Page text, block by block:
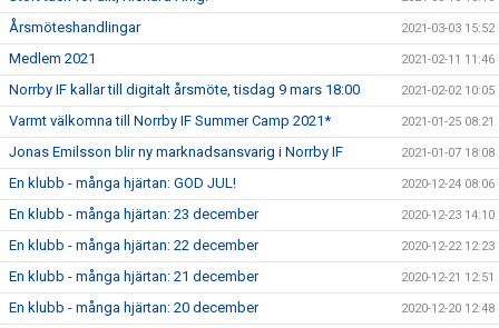
Årsmöteshandlingar 2021-03-03 15:52
Medlem 2021 2021-02-11 11:46
Norrby IF kallar till digitalt årsmöte, tisdag 9 mars 18:00 2021-02-02 10:05
Varmt välkomna till Norrby IF Summer Camp 2021* 2021-01-25 08:21
Jonas Emilsson blir ny marknadsansvarig i Norrby IF 2021-01-07 18:08
En klubb - många hjärtan: GOD JUL! 2020-12-24 08:06
En klubb - många hjärtan: 23 december 2020-12-23 14:10
En klubb - många hjärtan: 22 december 2020-12-22 12:23
En klubb - många hjärtan: 21 december 2020-12-21 12:51
En klubb - många hjärtan: 20 december 2020-12-20 12:48